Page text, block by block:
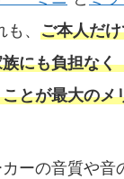
、 ご本人だ
にも負担なく
とが最大のメ
ーの音質や音